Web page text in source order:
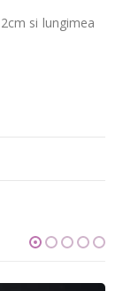
si lungimea